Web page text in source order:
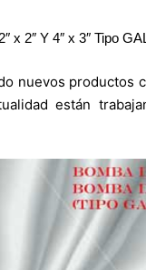
x 2″ Y 4″ x 3″ Tipo
nuevos productos
están